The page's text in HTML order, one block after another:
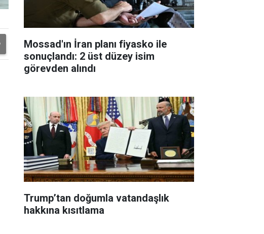
Mossad'ın İran planı fiyasko ile
sonuçlandı: 2 üst düzey isim
görevden alındı
Trump’tan doğumla vatandaşlık
hakkına kısıtlama